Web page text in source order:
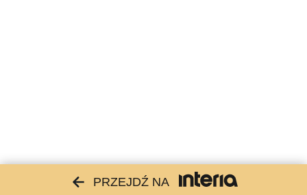
PRZEJDŹ NA